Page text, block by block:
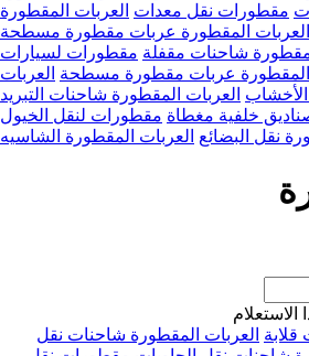
مقطورات نقل معدات العربات المقطورة
العربات المقطورة عربات مقطورة مسطحة
شاحنات مقفلة مقطورات لسيارات
المقطورة عربات مقطورة مسطحة العربات
العربات المقطورة شاحنات التبريد
خلفية مغطاة مقطورات لنقل الخيول
نقل البضائع العربات المقطورة الشاسيه
الاستعلام
العربات المقطورة شاحنات نقل